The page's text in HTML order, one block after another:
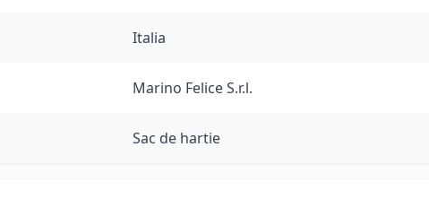
Italia
Marino Felice S.r.l.
Sac de hartie